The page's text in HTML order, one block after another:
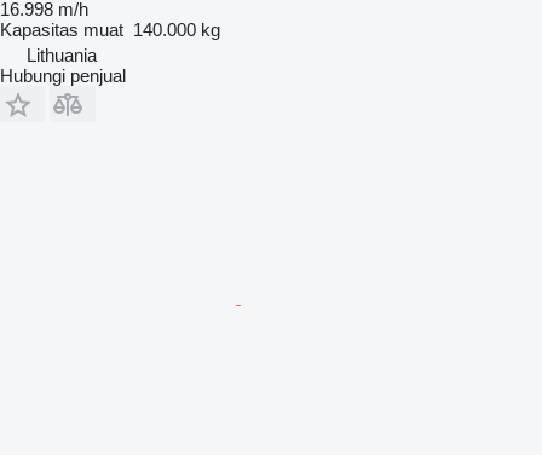
16.998 m/h
Kapasitas muat 140.000 kg
Lithuania
Hubungi penjual